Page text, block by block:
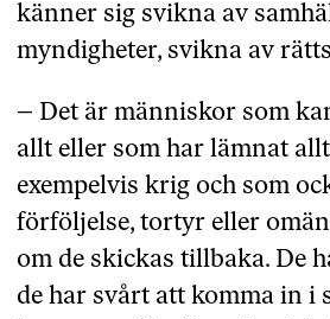
känner sig svikna av
myndigheter, svikna av
– Det är människor som
allt eller som har lämnat
exempelvis krig och som
förföljelse, tortyr eller
om de skickas tillbaka. De
de har svårt att komma in i